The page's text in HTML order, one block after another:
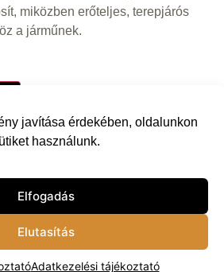
javítása érdekében, oldalunkon
használunk.
Elfogadás
Elutasítás
Adatkezelési tájékoztató
miközben erőteljes, terepjárós
a járműnek.